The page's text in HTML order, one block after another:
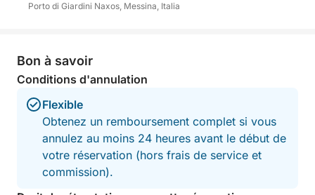
Porto di Giardini Naxos, Messina, Italia
Bon à savoir
Conditions d'annulation
Flexible
Obtenez un remboursement complet si vous
annulez au moins 24 heures avant le début de
votre réservation (hors frais de service et
commission).